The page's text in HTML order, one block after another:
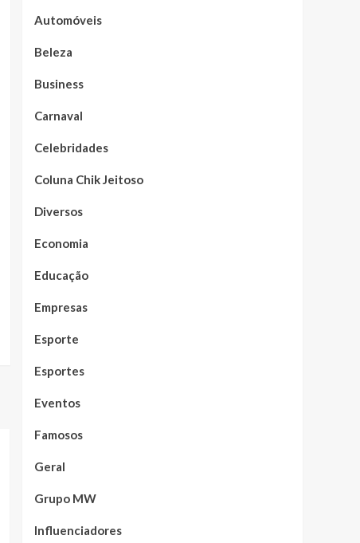
Automóveis
Beleza
Business
Carnaval
Celebridades
Coluna Chik Jeitoso
Diversos
Economia
Educação
Empresas
Esporte
Esportes
Eventos
Famosos
Geral
Grupo MW
Influenciadores